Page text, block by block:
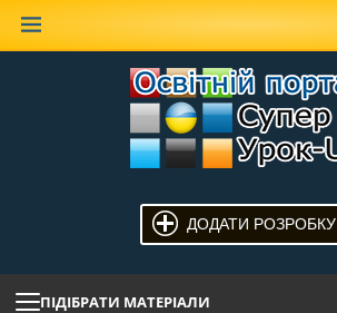
ДОДАТИ РОЗРОБКУ
ПІДІБРАТИ МАТЕРІАЛИ